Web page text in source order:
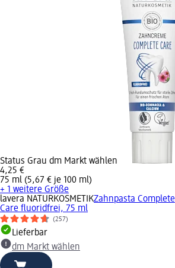
Status Grau dm Markt wählen
4,25 €
75 ml (5,67 € je 100 ml)
+ 1 weitere Größe
lavera NATURKOSMETIKZahnpasta Complete
Care fluoridfrei, 75 ml
(257)
Lieferbar
dm Markt wählen